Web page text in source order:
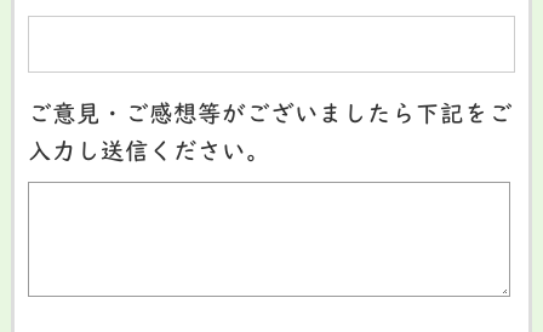
ご意見・ご感想等がございましたら下記をご
入力し送信ください。